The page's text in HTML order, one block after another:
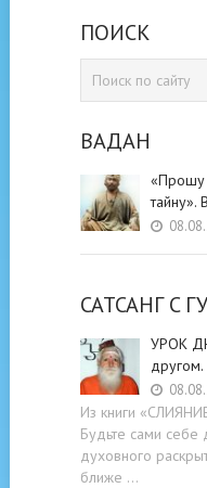
ПОИСК
ВАДАН
«Прошу
тайну».
САТСАНГ C
УРОК
другом.
Из книги
Будьте cами cебе
духовного
ближе …